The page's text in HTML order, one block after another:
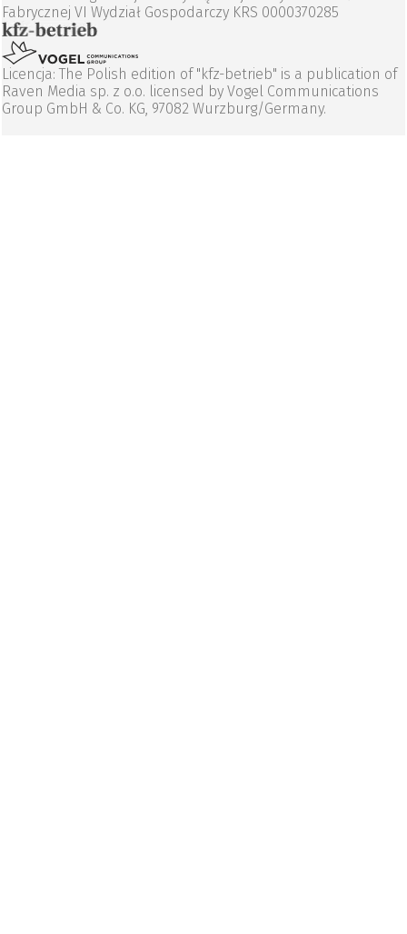
Fabrycznej VI Wydział Gospodarczy KRS 0000370285
Licencja: The Polish edition of "kfz-betrieb" is a publication of
Raven Media sp. z o.o. licensed by Vogel Communications
Group GmbH & Co. KG, 97082 Wurzburg/Germany.